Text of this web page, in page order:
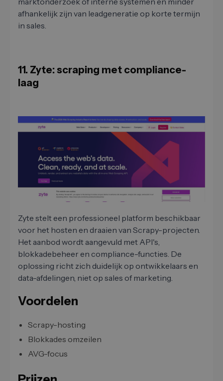
afhankelijk zijn van leadgeneratie op korte termijn
in sales.
11. Zyte: scraping met compliance-
laag
Zyte stelt een professioneel platform beschikbaar
voor het hosten en draaien van Scrapy-projecten.
Het aanbod wordt aangevuld met API's,
blokkadebeheer en compliance-functies. De
oplossing richt zich duidelijk op ontwikkelaars en
data-afdelingen, niet op sales of marketing.
Voordelen
Scrapy-hosting
Blokkades omzeilen
AVG-focus